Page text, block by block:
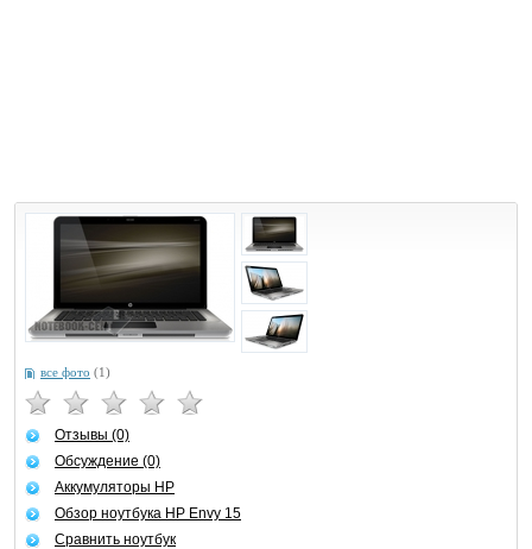
все фото (1)
Отзывы (0)
Обсуждение (0)
Аккумуляторы HP
Обзор ноутбука HP Envy 15
Сравнить ноутбук